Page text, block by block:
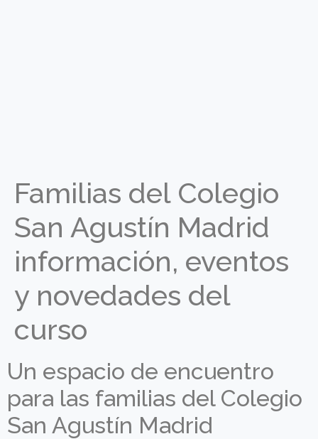
Familias del Colegio
San Agustín Madrid
información, eventos
y novedades del
curso
Un espacio de encuentro
para las familias del Colegio
San Agustín Madrid